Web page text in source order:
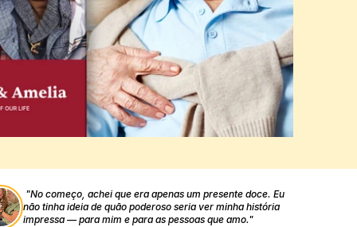
"No começo, achei que era apenas um presente doce. Eu
não tinha ideia de quão poderoso seria ver minha história
impressa — para mim e para as pessoas que amo."